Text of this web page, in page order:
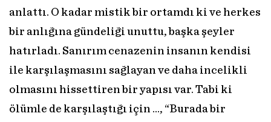
anlattı. O kadar mistik bir ortamdı ki ve herkes
bir anlığına gündeliği unuttu, başka şeyler
hatırladı. Sanırım cenazenin insanın kendisi
ile karşılaşmasını sağlayan ve daha incelikli
olmasını hissettiren bir yapısı var. Tabi ki
ölümle de karşılaştığı için ..., “Burada bir